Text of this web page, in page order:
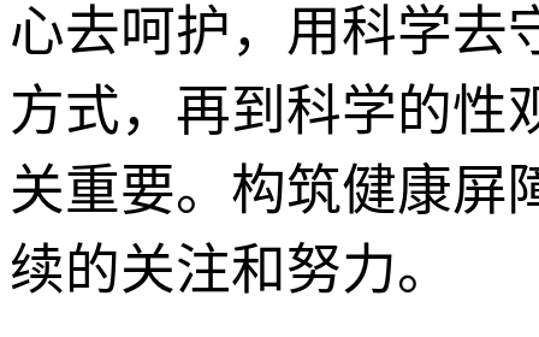
心去呵护，用科学去
方式，再到科学的性
关重要。构筑健康屏
续的关注和努力。